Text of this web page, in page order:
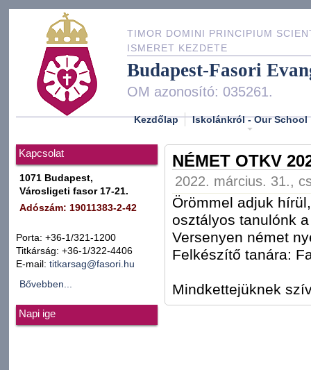
TIMOR DOMINI PRINCIPIUM
ISMERET KEZDETE
Budapest-Fasori
OM azonosító: 035261.
Kezdőlap Iskolánkról - Our School
Kapcsolat
1071 Budapest,
Városligeti fasor 17-21.
Adószám: 19011383-2-42
Porta: +36-1/321-1200
Titkárság: +36-1/322-4406
E-mail: titkarsag@fasori.hu
Bővebben...
Napi ige
NÉMET OTKV
2022. március. 31.,
Örömmel adjuk
osztályos tanulónk
Versenyen német
Felkészítő tanára:
Mindkettejüknek